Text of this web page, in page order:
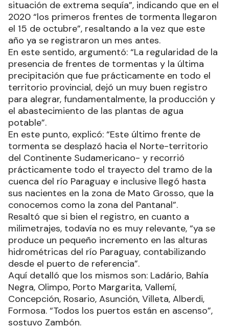
situación de extrema sequía”, indicando que en el
2020 “los primeros frentes de tormenta llegaron
el 15 de octubre”, resaltando a la vez que este
año ya se registraron un mes antes.
En este sentido, argumentó: “La regularidad de la
presencia de frentes de tormentas y la última
precipitación que fue prácticamente en todo el
territorio provincial, dejó un muy buen registro
para alegrar, fundamentalmente, la producción y
el abastecimiento de las plantas de agua
potable”.
En este punto, explicó: “Este último frente de
tormenta se desplazó hacia el Norte-territorio
del Continente Sudamericano- y recorrió
prácticamente todo el trayecto del tramo de la
cuenca del río Paraguay e inclusive llegó hasta
sus nacientes en la zona de Mato Grosso, que la
conocemos como la zona del Pantanal”.
Resaltó que si bien el registro, en cuanto a
milimetrajes, todavía no es muy relevante, “ya se
produce un pequeño incremento en las alturas
hidrométricas del río Paraguay, contabilizando
desde el puerto de referencia”.
Aquí detalló que los mismos son: Ladário, Bahía
Negra, Olimpo, Porto Margarita, Vallemí,
Concepción, Rosario, Asunción, Villeta, Alberdi,
Formosa. “Todos los puertos están en ascenso”,
sostuvo Zambón.